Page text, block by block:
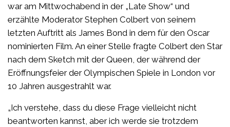
war am Mittwochabend in der „Late Show“ und
erzählte Moderator Stephen Colbert von seinem
letzten Auftritt als James Bond in dem für den Oscar
nominierten Film. An einer Stelle fragte Colbert den Star
nach dem Sketch mit der Queen, der während der
Eröffnungsfeier der Olympischen Spiele in London vor
10 Jahren ausgestrahlt war.
„Ich verstehe, dass du diese Frage vielleicht nicht
beantworten kannst, aber ich werde sie trotzdem